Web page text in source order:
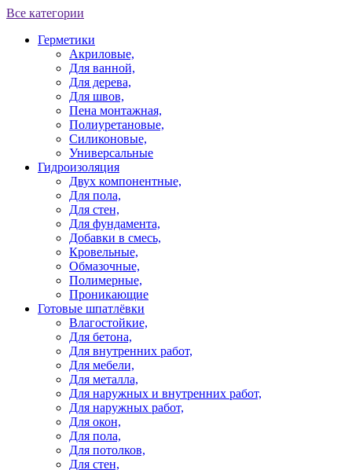
Все категории
Герметики
Акриловые,
Для ванной,
Для дерева,
Для швов,
Пена монтажная,
Полиуретановые,
Силиконовые,
Универсальные
Гидроизоляция
Двух компонентные,
Для пола,
Для стен,
Для фундамента,
Добавки в смесь,
Кровельные,
Обмазочные,
Полимерные,
Проникающие
Готовые шпатлёвки
Влагостойкие,
Для бетона,
Для внутренних работ,
Для мебели,
Для металла,
Для наружных и внутренних работ,
Для наружных работ,
Для окон,
Для пола,
Для потолков,
Для стен,